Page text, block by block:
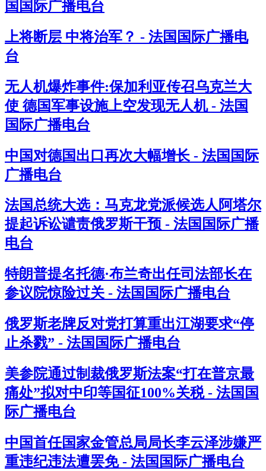
国国际广播电台
上将断层 中将治军？ - 法国国际广播电
台
无人机爆炸事件:保加利亚传召乌克兰大
使 德国军事设施上空发现无人机 - 法国
国际广播电台
中国对德国出口再次大幅增长 - 法国国际
广播电台
法国总统大选：马克龙党派候选人阿塔尔
提起诉讼谴责俄罗斯干预 - 法国国际广播
电台
特朗普提名托德·布兰奇出任司法部长在
参议院惊险过关 - 法国国际广播电台
俄罗斯老牌反对党打算重出江湖要求“停
止杀戮” - 法国国际广播电台
美参院通过制裁俄罗斯法案“打在普京最
痛处”拟对中印等国征100%关税 - 法国国
际广播电台
中国首任国家金管总局局长李云泽涉嫌严
重违纪违法遭罢免 - 法国国际广播电台